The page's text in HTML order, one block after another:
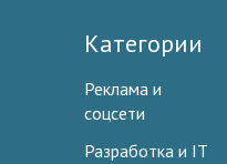
Категории
Реклама и
соцсети
Разработка и IT